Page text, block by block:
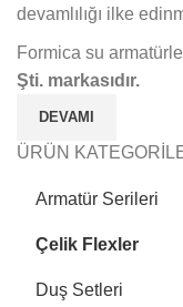
devamlılığı ilke
Formica su
Şti. markasıdır.
DEVAMI
ÜRÜN
Armatür Serileri
Çelik Flexler
Duş Setleri